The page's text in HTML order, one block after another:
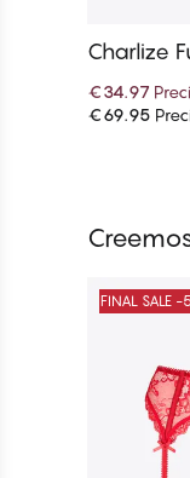
Charlize
€34.97
€69.95
FINAL SALE